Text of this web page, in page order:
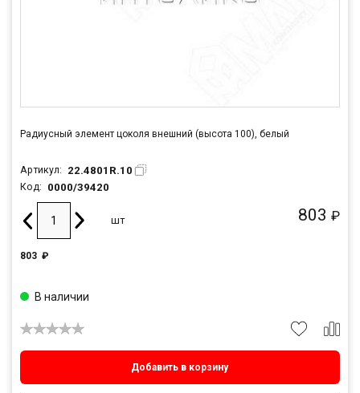
Радиусный элемент цоколя внешний (высота 100), белый
Артикул: 22.4801R.10
Код: 0000/39420
803 ₽
шт
803 ₽
Добавить в корзину
В наличии